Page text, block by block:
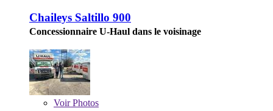
Chaileys Saltillo 900
Concessionnaire U-Haul dans le voisinage
VoirPhotos